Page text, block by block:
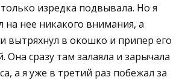
изредка подвывала. Но я
нее никакого внимания, а
вытряхнул в окошко и припер его
Она сразу там залаяла и зарычала
а я уже в третий раз побежал за